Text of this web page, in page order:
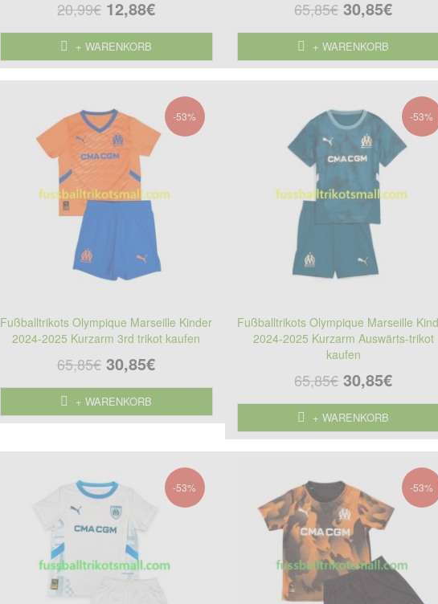
20,99€ 12,88€
+ WARENKORB
65,85€ 30,85€
+ WARENKORB
-53%
Fußballtrikots Olympique Marseille Kinder
2024-2025 Kurzarm 3rd trikot kaufen
65,85€ 30,85€
+ WARENKORB
-53%
Fußballtrikots Olympique Marseille
2024-2025 Kurzarm Auswärts-trikot
kaufen
65,85€ 30,85€
+ WARENKORB
-53% -53%